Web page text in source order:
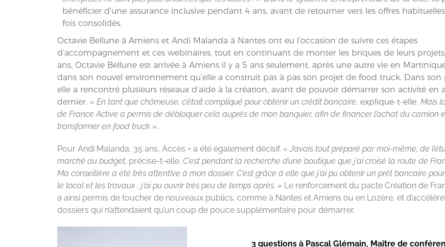
bénéficier d’une assurance inclusive pendant 4 ans, avant de retourner vers les offres
fois consolidés.
Octavie Bellune à Amiens et Andi Malanda à Nantes ont eu l’occasion de suivre ces étapes
d’accompagnement et ces webinaires, tout en continuant de monter les briques de leurs
ans, Octavie Bellune est arrivée à Amiens il y a 5 ans seulement, après une autre vie en
dans son nouvel environnement qu’elle a construit pas à pas son projet de food truck. Dans son
elle a rencontré plusieurs réseaux d’aide à la création, avant de pouvoir démarrer son activité en
dernier. « En tant que chômeuse, c’était compliqué pour obtenir un crédit bancaire, explique-t-elle. Mais
de France Active a permis de débloquer cela auprès de mon banquier, afin de financer l’achat du camion
transformer en food truck ».
Pour Andi Malanda, 35 ans, Accès + a été également décisif. « J’avais tout préparé par moi-même, de
marché au budget, précise-t-elle. C’est pendant la recherche d’une boutique que j’ai croisé la route de
Ma conseillère a été très attentive à mon dossier. C’est grâce à elle que j’ai pu obtenir un prêt bancaire
le local et les travaux ; j’ai pu ouvrir très peu de temps après. » Le renforcement du pacte Création de
a ainsi permis de toucher de nouveaux publics, comme à Nantes et Amiens ou en Lozère, et
dossiers qui n’attendaient qu’un coup de pouce supplémentaire pour démarrer.
3 questions à Pascal Glémain, Maître de